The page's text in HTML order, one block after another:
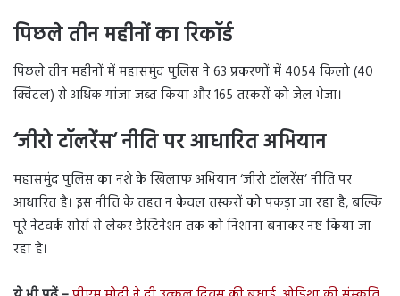
पिछले तीन महीनों का रिकॉर्ड
पिछले तीन महीनों में महासमुंद पुलिस ने 63 प्रकरणों में 4054 किलो (40
क्विंटल) से अधिक गांजा जब्त किया और 165 तस्करों को जेल भेजा।
‘जीरो टॉलरेंस‘नीति पर आधारित अभियान
महासमुंद पुलिस का नशे के खिलाफ अभियान ‘जीरो टॉलरेंस’ नीति पर
आधारित है। इस नीति के तहत न केवल तस्करों को पकड़ा जा रहा है, बल्कि
पूरे नेटवर्क सोर्स से लेकर डेस्टिनेशन तक को निशाना बनाकर नष्ट किया जा
रहा है।